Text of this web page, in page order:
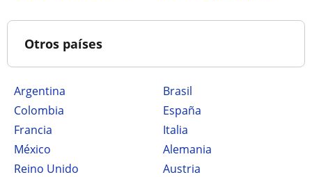
Otros países
Argentina
Brasil
Colombia
España
Francia
Italia
México
Alemania
Reino Unido
Austria